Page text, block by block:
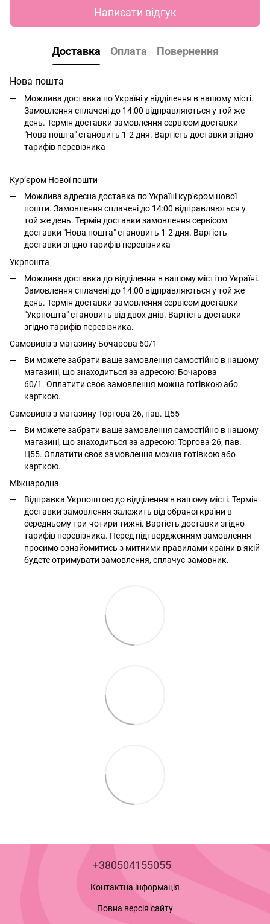
Написати відгук
Доставка Оплата Повернення
Нова пошта
Можлива доставка по Україні у відділення в вашому місті.
Замовлення сплачені до 14:00 відправляються у той же
день. Термін доставки замовлення сервісом доставки
"Нова пошта" становить 1-2 дня. Вартість доставки згідно
тарифів перевізника
Кур’єром Нової пошти
Можлива адресна доставка по Україні кур'єром нової
пошти. Замовлення сплачені до 14:00 відправляються у
той же день. Термін доставки замовлення сервісом
доставки "Нова пошта" становить 1-2 дня. Вартість
доставки згідно тарифів перевізника
Укрпошта
Можлива доставка до відділення в вашому місті по Україні.
Замовлення сплачені до 14:00 відправляються у той же
день. Термін доставки замовлення сервісом доставки
"Укрпошта" становить від двох днів. Вартість доставки
згідно тарифів перевізника.
Самовивіз з магазину Бочарова 60/1
Ви можете забрати ваше замовлення самостійно в нашому
магазині, що знаходиться за адресою: Бочарова
60/1. Оплатити своє замовлення можна готівкою або
карткою.
Самовивіз з магазину Торгова 26, пав. Ц55
Ви можете забрати ваше замовлення самостійно в нашому
магазині, що знаходиться за адресою: Торгова 26, пав.
Ц55. Оплатити своє замовлення можна готівкою або
карткою.
Міжнародна
Відправка Укрпоштою до відділення в вашому місті. Термін
доставки замовлення залежить від обраної країни в
середньому три-чотири тижні. Вартість доставки згідно
тарифів перевізника. Перед підтвердженням замовлення
просимо ознайомитись з митними правилами країни в якій
будете отримувати замовлення, сплачує замовник.
+380504155055
Контактна інформація
Повна версія сайту